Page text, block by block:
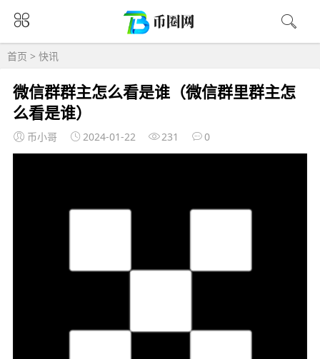
首页 > 快讯
微信群群主怎么看是谁（微信群里群主怎
么看是谁）
币小哥 2024-01-22 231 0